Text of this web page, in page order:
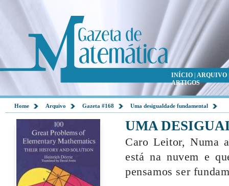
INÍCIO ARQUIVO
ARTIGOS
Home Arquivo Gazeta #168 Uma desigualdade fundamental
UMA
Caro Leitor, Numa
está na nuvem e
pensamos ser